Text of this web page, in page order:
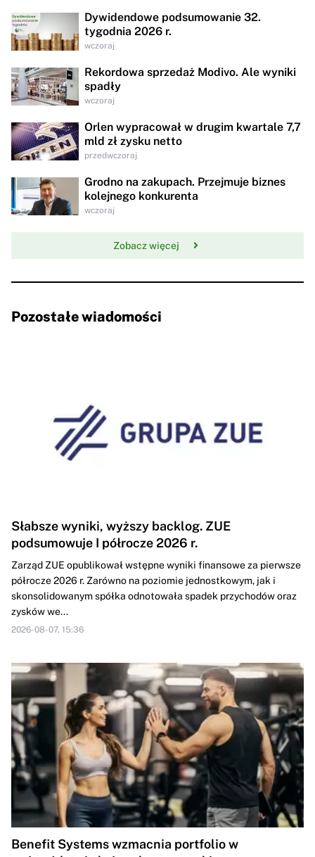
Dywidendowe podsumowanie 32.
tygodnia 2026 r.
wczoraj
Rekordowa sprzedaż Modivo. Ale wyniki
spadły
wczoraj
Orlen wypracował w drugim kwartale 7,7
mld zł zysku netto
przedwczoraj
Grodno na zakupach. Przejmuje biznes
kolejnego konkurenta
wczoraj
Zobacz więcej
Pozostałe wiadomości
Słabsze wyniki, wyższy backlog. ZUE
podsumowuje I półrocze 2026 r.
Zarząd ZUE opublikował wstępne wyniki finansowe za pierwsze
półrocze 2026 r. Zarówno na poziomie jednostkowym, jak i
skonsolidowanym spółka odnotowała spadek przychodów oraz
zysków we...
2026-08-07, 15:36
Benefit Systems wzmacnia portfolio w